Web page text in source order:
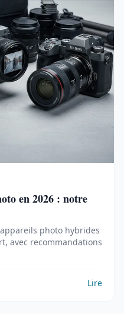
en 2026 : notre
photo hybrides
avec recommandations
Lire